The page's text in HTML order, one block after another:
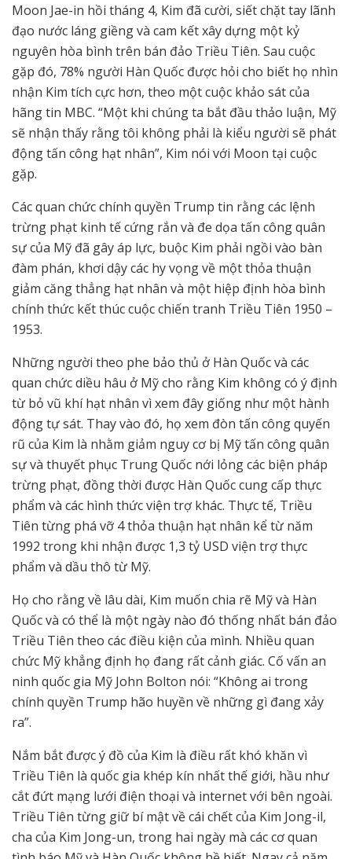
Moon Jae-in hồi tháng 4, Kim đã cười, siết chặt tay lãnh
đạo nước láng giềng và cam kết xây dựng một kỷ
nguyên hòa bình trên bán đảo Triều Tiên. Sau cuộc
gặp đó, 78% người Hàn Quốc được hỏi cho biết họ nhìn
nhận Kim tích cực hơn, theo một cuộc khảo sát của
hãng tin MBC. “Một khi chúng ta bắt đầu thảo luận, Mỹ
sẽ nhận thấy rằng tôi không phải là kiểu người sẽ phát
động tấn công hạt nhân”, Kim nói với Moon tại cuộc
gặp.
Các quan chức chính quyền Trump tin rằng các lệnh
trừng phạt kinh tế cứng rắn và đe dọa tấn công quân
sự của Mỹ đã gây áp lực, buộc Kim phải ngồi vào bàn
đàm phán, khơi dậy các hy vọng về một thỏa thuận
giảm căng thẳng hạt nhân và một hiệp định hòa bình
chính thức kết thúc cuộc chiến tranh Triều Tiên 1950 –
1953.
Những người theo phe bảo thủ ở Hàn Quốc và các
quan chức diều hâu ở Mỹ cho rằng Kim không có ý định
từ bỏ vũ khí hạt nhân vì xem đây giống như một hành
động tự sát. Thay vào đó, họ xem đòn tấn công quyến
rũ của Kim là nhằm giảm nguy cơ bị Mỹ tấn công quân
sự và thuyết phục Trung Quốc nới lỏng các biện pháp
trừng phạt, đồng thời được Hàn Quốc cung cấp thực
phẩm và các hình thức viện trợ khác. Thực tế, Triều
Tiên từng phá vỡ 4 thỏa thuận hạt nhân kể từ năm
1992 trong khi nhận được 1,3 tỷ USD viện trợ thực
phẩm và dầu thô từ Mỹ.
Họ cho rằng về lâu dài, Kim muốn chia rẽ Mỹ và Hàn
Quốc và có thể là một ngày nào đó thống nhất bán đảo
Triều Tiên theo các điều kiện của mình. Nhiều quan
chức Mỹ khẳng định họ đang rất cảnh giác. Cố vấn an
ninh quốc gia Mỹ John Bolton nói: “Không ai trong
chính quyền Trump hão huyền về những gì đang xảy
ra”.
Nắm bắt được ý đồ của Kim là điều rất khó khăn vì
Triều Tiên là quốc gia khép kín nhất thế giới, hầu như
cắt đứt mạng lưới điện thoại và internet với bên ngoài.
Triều Tiên từng giữ bí mật về cái chết của Kim Jong-il,
cha của Kim Jong-un, trong hai ngày mà các cơ quan